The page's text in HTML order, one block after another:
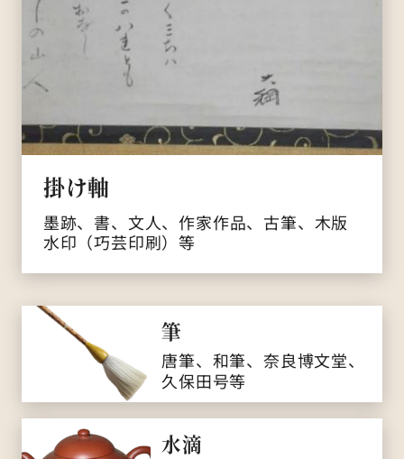
掛け軸
墨跡、書、文人、作家作品、古筆、木版
水印（巧芸印刷）等
筆
唐筆、和筆、奈良博文堂、
久保田号等
水滴